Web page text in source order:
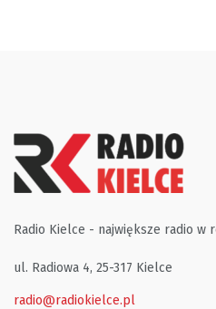
Radio Kielce - największe radio w
ul. Radiowa 4, 25-317 Kielce
radio@radiokielce.pl